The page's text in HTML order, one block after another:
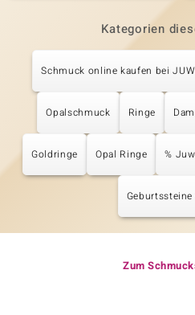
Kategorien
Schmuck online kaufen bei
Opalschmuck Ringe
Goldringe Opal Ringe %
Zum